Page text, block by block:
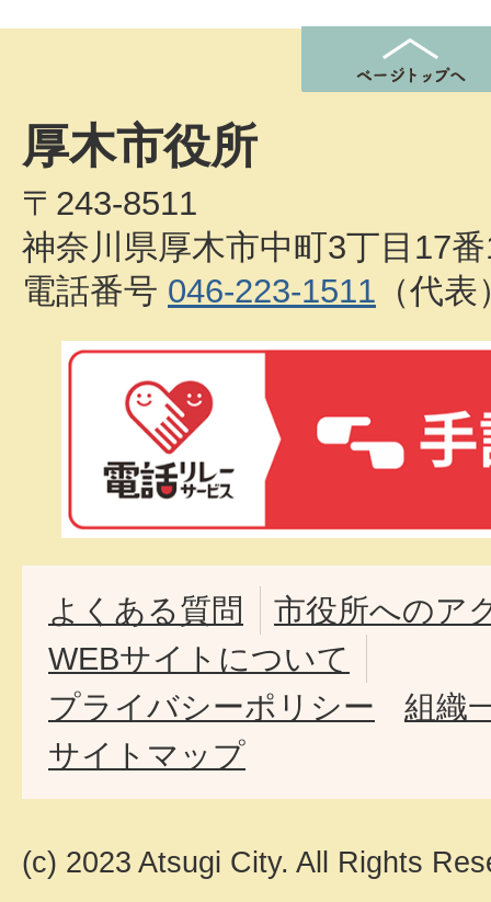
厚木市役所
〒243-8511
神奈川県厚木市中町3丁目17
電話番号 046-223-1511 （代表
よくある質問
市役所へのア
WEBサイトについて
プライバシーポリシー
組織
サイトマップ
(c) 2023 Atsugi City. All Rights